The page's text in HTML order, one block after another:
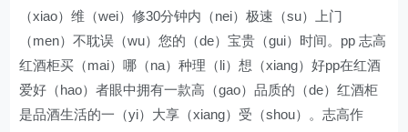
（xiao）维（wei）修30分钟内（nei）极速（su）上门
（men）不耽误（wu）您的（de）宝贵（gui）时间。pp 志高
红酒柜买（mai）哪（na）种理（li）想（xiang）好pp在红酒
爱好（hao）者眼中拥有一款高（gao）品质的（de）红酒柜
是品酒生活的一（yi）大享（xiang）受（shou）。志高作